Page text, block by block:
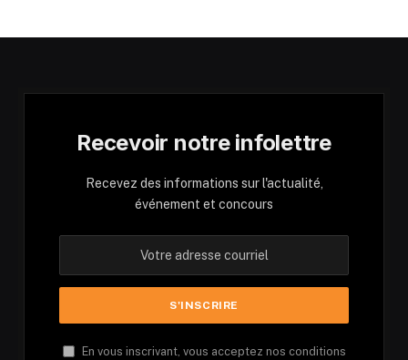
Recevoir notre infolettre
Recevez des informations sur l'actualité,
événement et concours
En vous inscrivant, vous acceptez nos conditions